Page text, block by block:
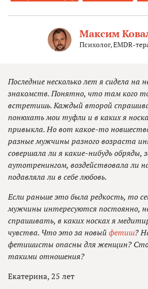
Максим
Психолог, EMDR-
Последние несколько лет я сидела на
знакомств. Понятно, что там кого
встретишь. Каждый второй
понюхать мои туфли и в каких я
привыкла. Но вот какое-то
разные мужчины разного возраста
совершала ли я какие-нибудь обряды,
аутотренингом, воздействовала ли
подавляла ли в себе любовь.
Если раньше это была редкость, то
мужчины интересуются постоянно,
спрашивать, в каких носках я
чувства. Что это за новый фетиш?
фетишисты опасны для женщин?
такими отношения?
Екатерина, 25 лет